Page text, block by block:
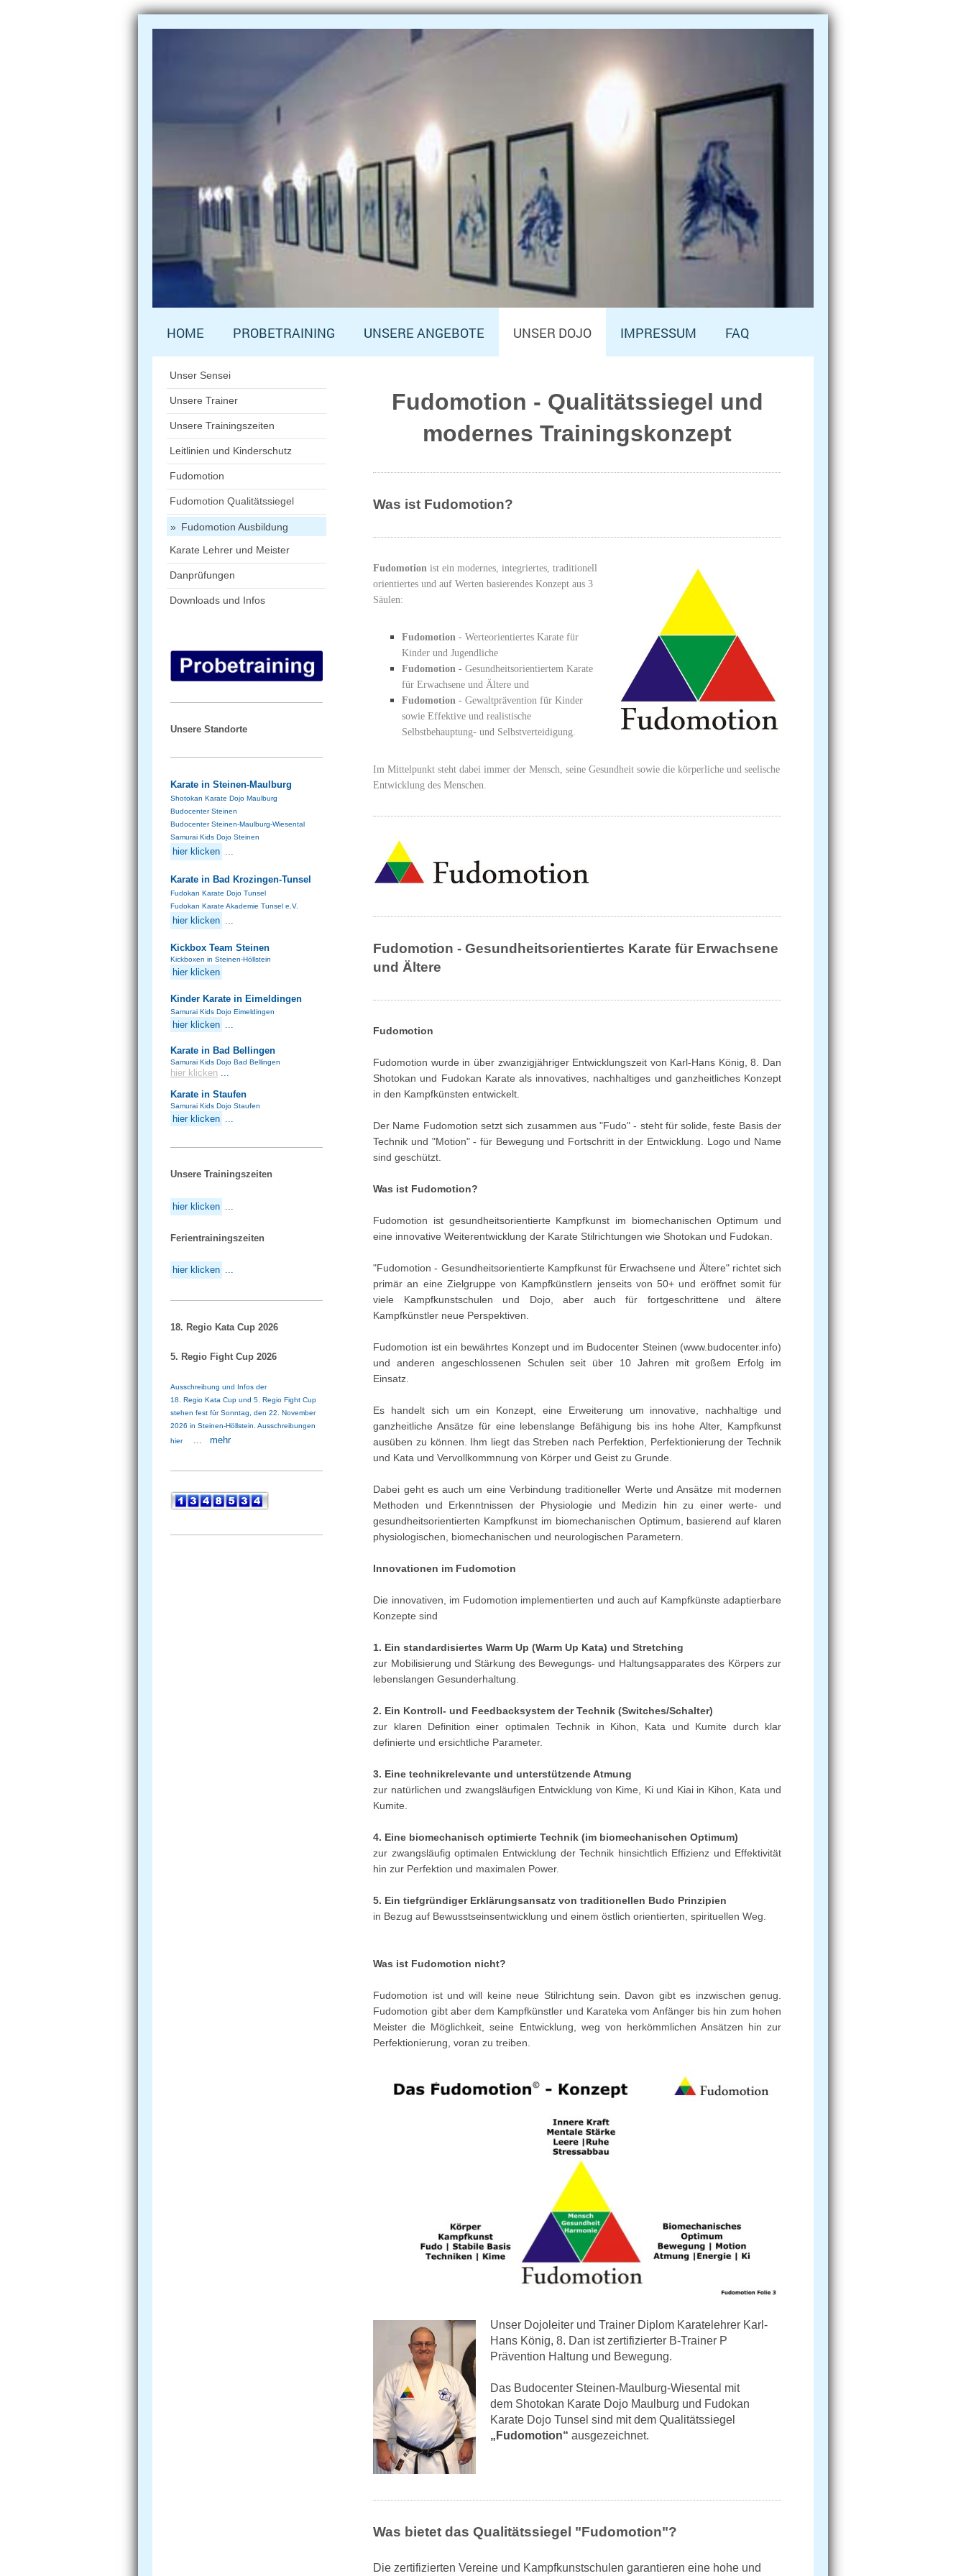
HOME PROBETRAINING UNSERE ANGEBOTE UNSER DOJO IMPRESSUM FAQ
Fudomotion - Qualitätssiegel und
modernes Trainingskonzept
Was ist Fudomotion?
Fudomotion ist ein modernes, integriertes, traditionell
orientiertes und auf Werten basierendes Konzept aus 3
Säulen:
Fudomotion - Werteorientiertes Karate für
Kinder und Jugendliche
Fudomotion - Gesundheitsorientiertem Karate
für Erwachsene und Ältere und
Fudomotion - Gewaltprävention für Kinder
sowie Effektive und realistische
Selbstbehauptung- und Selbstverteidigung.
Im Mittelpunkt steht dabei immer der Mensch, seine Gesundheit sowie die körperliche und seelische
Entwicklung des Menschen.
Fudomotion - Gesundheitsorientiertes Karate für Erwachsene
und Ältere
Fudomotion
Fudomotion wurde in über zwanzigjähriger Entwicklungszeit von Karl-Hans König, 8. Dan
Shotokan und Fudokan Karate als innovatives, nachhaltiges und ganzheitliches Konzept
in den Kampfkünsten entwickelt.
Der Name Fudomotion setzt sich zusammen aus "Fudo" - steht für solide, feste Basis der
Technik und "Motion" - für Bewegung und Fortschritt in der Entwicklung. Logo und Name
sind geschützt.
Was ist Fudomotion?
Fudomotion ist gesundheitsorientierte Kampfkunst im biomechanischen Optimum und
eine innovative Weiterentwicklung der Karate Stilrichtungen wie Shotokan und Fudokan.
"Fudomotion - Gesundheitsorientierte Kampfkunst für Erwachsene und Ältere" richtet sich
primär an eine Zielgruppe von Kampfkünstlern jenseits von 50+ und eröffnet somit für
viele Kampfkunstschulen und Dojo, aber auch für fortgeschrittene und ältere
Kampfkünstler neue Perspektiven.
Fudomotion ist ein bewährtes Konzept und im Budocenter Steinen (www.budocenter.info)
und anderen angeschlossenen Schulen seit über 10 Jahren mit großem Erfolg im
Einsatz.
Es handelt sich um ein Konzept, eine Erweiterung um innovative, nachhaltige und
ganzheitliche Ansätze für eine lebenslange Befähigung bis ins hohe Alter, Kampfkunst
ausüben zu können. Ihm liegt das Streben nach Perfektion, Perfektionierung der Technik
und Kata und Vervollkommnung von Körper und Geist zu Grunde.
Dabei geht es auch um eine Verbindung traditioneller Werte und Ansätze mit modernen
Methoden und Erkenntnissen der Physiologie und Medizin hin zu einer werte- und
gesundheitsorientierten Kampfkunst im biomechanischen Optimum, basierend auf klaren
physiologischen, biomechanischen und neurologischen Parametern.
Innovationen im Fudomotion
Die innovativen, im Fudomotion implementierten und auch auf Kampfkünste adaptierbare
Konzepte sind
1. Ein standardisiertes Warm Up (Warm Up Kata) und Stretching
zur Mobilisierung und Stärkung des Bewegungs- und Haltungsapparates des Körpers zur
lebenslangen Gesunderhaltung.
2. Ein Kontroll- und Feedbacksystem der Technik (Switches/Schalter)
zur klaren Definition einer optimalen Technik in Kihon, Kata und Kumite durch klar
definierte und ersichtliche Parameter.
3. Eine technikrelevante und unterstützende Atmung
zur natürlichen und zwangsläufigen Entwicklung von Kime, Ki und Kiai in Kihon, Kata und
Kumite.
4. Eine biomechanisch optimierte Technik (im biomechanischen Optimum)
zur zwangsläufig optimalen Entwicklung der Technik hinsichtlich Effizienz und Effektivität
hin zur Perfektion und maximalen Power.
5. Ein tiefgründiger Erklärungsansatz von traditionellen Budo Prinzipien
in Bezug auf Bewusstseinsentwicklung und einem östlich orientierten, spirituellen Weg.
Was ist Fudomotion nicht?
Fudomotion ist und will keine neue Stilrichtung sein. Davon gibt es inzwischen genug.
Fudomotion gibt aber dem Kampfkünstler und Karateka vom Anfänger bis hin zum hohen
Meister die Möglichkeit, seine Entwicklung, weg von herkömmlichen Ansätzen hin zur
Perfektionierung, voran zu treiben.
Unser Dojoleiter und Trainer Diplom Karatelehrer Karl-
Hans König, 8. Dan ist zertifizierter B-Trainer P
Prävention Haltung und Bewegung.
Das Budocenter Steinen-Maulburg-Wiesental mit
dem Shotokan Karate Dojo Maulburg und Fudokan
Karate Dojo Tunsel sind mit dem Qualitätssiegel
„Fudomotion“ ausgezeichnet.
Was bietet das Qualitätssiegel "Fudomotion"?
Die zertifizierten Vereine und Kampfkunstschulen garantieren eine hohe und
Unser Sensei
Unsere Trainer
Unsere Trainingszeiten
Leitlinien und Kinderschutz
Fudomotion
Fudomotion Qualitätssiegel
Fudomotion Ausbildung
Karate Lehrer und Meister
Danprüfungen
Downloads und Infos
Unsere Standorte
Karate in Steinen-Maulburg
Shotokan Karate Dojo Maulburg
Budocenter Steinen
Budocenter Steinen-Maulburg-Wiesental
Samurai Kids Dojo Steinen
hier klicken
Karate in Bad Krozingen-Tunsel
Fudokan Karate Dojo Tunsel
Fudokan Karate Akademie Tunsel e.V.
hier klicken
Kickbox Team Steinen
Kickboxen in Steinen-Höllstein
hier klicken
Kinder Karate in Eimeldingen
Samurai Kids Dojo Eimeldingen
hier klicken
Karate in Bad Bellingen
Samurai Kids Dojo Bad Bellingen
hier klicken
Karate in Staufen
Samurai Kids Dojo Staufen
hier klicken
Unsere Trainingszeiten
hier klicken
Ferientrainingszeiten
hier klicken ...
18. Regio Kata Cup 2026
5. Regio Fight Cup 2026
Ausschreibung und Infos der
18. Regio Kata Cup und 5. Regio Fight Cup
stehen fest für Sonntag, den 22. November
2026 in Steinen-Höllstein. Ausschreibungen
hier
... mehr